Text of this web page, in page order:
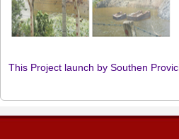
This Project launch by Southen